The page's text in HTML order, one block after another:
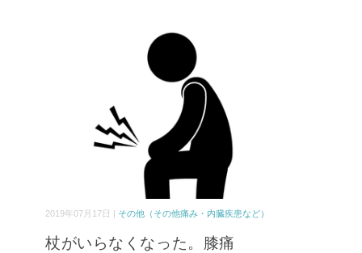
2019年07月17日 | その他（その他痛み・内臓疾患など）
杖がいらなくなった。膝痛